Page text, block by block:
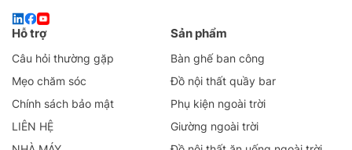
Hỗ trợ
Câu hỏi thường gặp
Mẹo chăm sóc
Chính sách bảo mật
LIÊN HỆ
Sản phẩm
Bàn ghế ban công
Đồ nội thất quầy bar
Phụ kiện ngoài trời
Giường ngoài trời